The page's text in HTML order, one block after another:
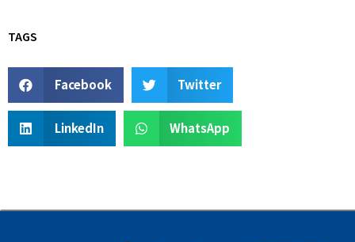
TAGS
Facebook Twitter
LinkedIn WhatsApp